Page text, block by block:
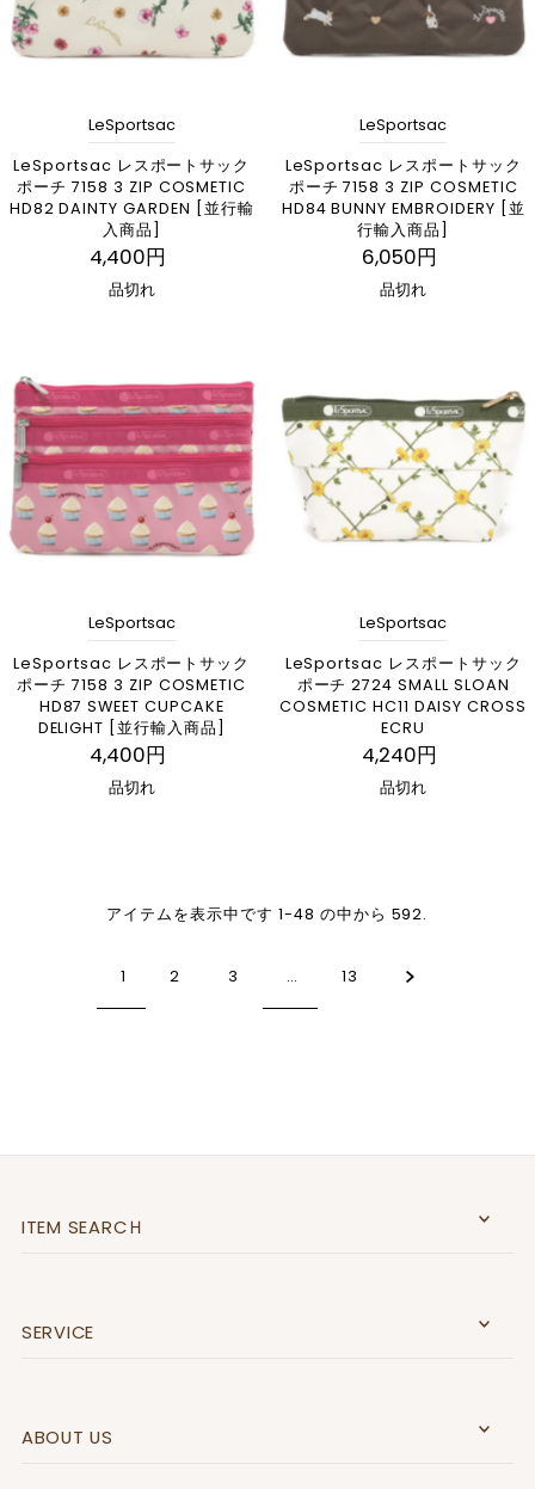
LeSportsac
LeSportsac レスポートサック
ポーチ 7158 3 ZIP COSMETIC
HD82 DAINTY GARDEN [並行輸
入商品]
4,400円
品切れ
LeSportsac
LeSportsac レスポートサック
ポーチ 7158 3 ZIP COSMETIC
HD84 BUNNY EMBROIDERY [並
行輸入商品]
6,050円
品切れ
LeSportsac
LeSportsac レスポートサック
ポーチ 7158 3 ZIP COSMETIC
HD87 SWEET CUPCAKE
DELIGHT [並行輸入商品]
4,400円
品切れ
LeSportsac
LeSportsac レスポートサック
ポーチ 2724 SMALL SLOAN
COSMETIC HC11 DAISY CROSS
ECRU
4,240円
品切れ
アイテムを表示中です 1-48 の中から 592.
1 2 3 … 13
ITEM SEARCＨ
SERVICE
ABOUT US